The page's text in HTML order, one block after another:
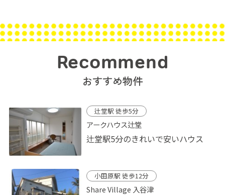
Recommend
おすすめ物件
辻堂駅 徒歩5分
アークハウス辻堂
辻堂駅5分のきれいで安いハウス
小田原駅 徒歩12分
Share Village 入谷津